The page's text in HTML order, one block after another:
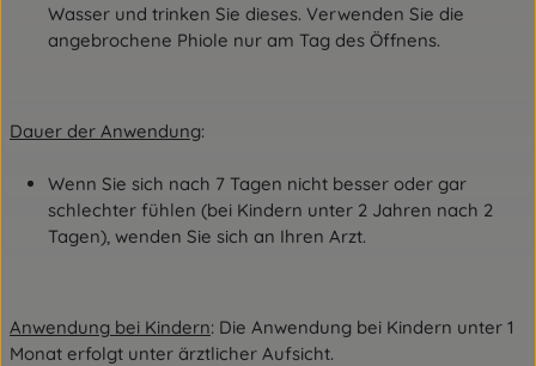
Wasser und trinken Sie dieses. Verwenden Sie die
angebrochene Phiole nur am Tag des Öffnens.
Dauer der Anwendung:
Wenn Sie sich nach 7 Tagen nicht besser oder gar
schlechter fühlen (bei Kindern unter 2 Jahren nach 2
Tagen), wenden Sie sich an Ihren Arzt.
Anwendung bei Kindern: Die Anwendung bei Kindern unter 1
Monat erfolgt unter ärztlicher Aufsicht.